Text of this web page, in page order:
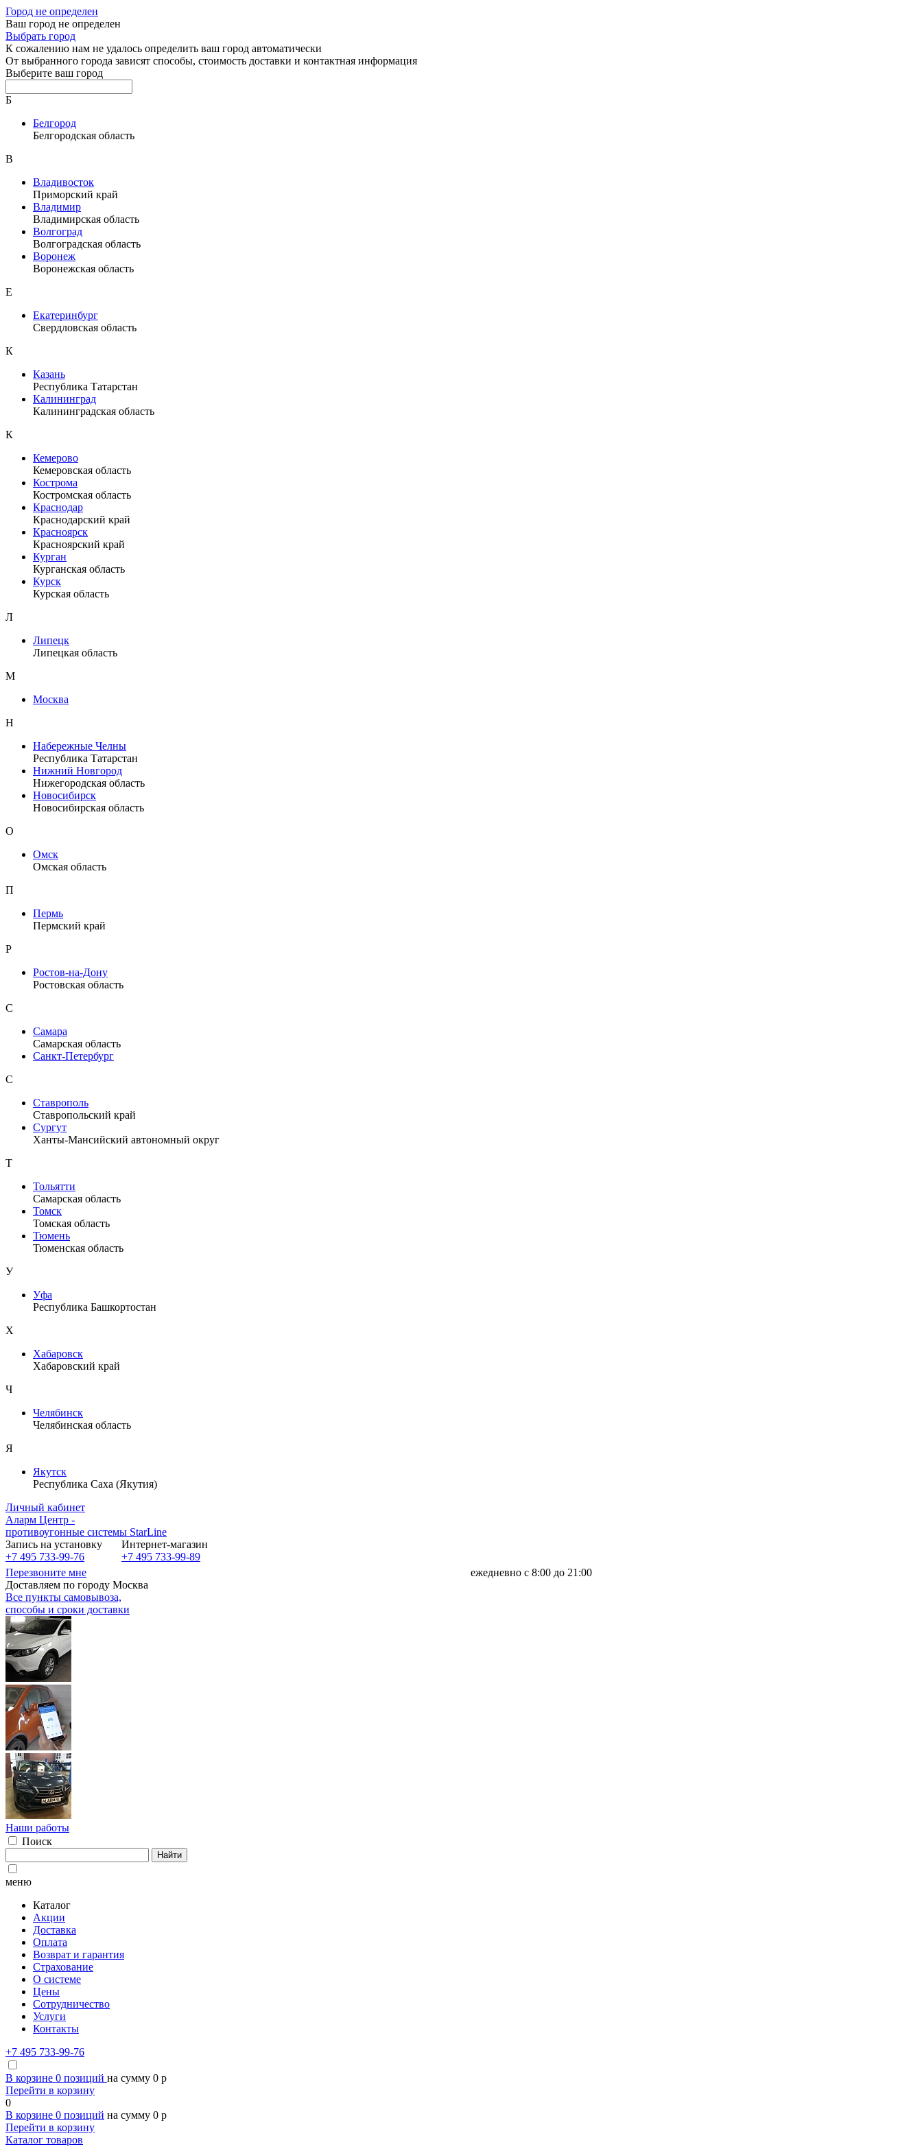
Город не определен
Ваш город не определен
Выбрать город
К сожалению нам не удалось определить ваш город автоматически
От выбранного города зависят способы, стоимость доставки и контактная информация
Выберите ваш город
Б
Белгород
Белгородская область
В
Владивосток
Приморский край
Владимир
Владимирская область
Волгоград
Волгоградская область
Воронеж
Воронежская область
Е
Екатеринбург
Свердловская область
К
Казань
Республика Татарстан
Калининград
Калининградская область
К
Кемерово
Кемеровская область
Кострома
Костромская область
Краснодар
Краснодарский край
Красноярск
Красноярский край
Курган
Курганская область
Курск
Курская область
Л
Липецк
Липецкая область
М
Москва
Н
Набережные Челны
Республика Татарстан
Нижний Новгород
Нижегородская область
Новосибирск
Новосибирская область
О
Омск
Омская область
П
Пермь
Пермский край
Р
Ростов-на-Дону
Ростовская область
С
Самара
Самарская область
Санкт-Петербург
С
Ставрополь
Ставропольский край
Сургут
Ханты-Мансийский автономный округ
Т
Тольятти
Самарская область
Томск
Томская область
Тюмень
Тюменская область
У
Уфа
Республика Башкортостан
Х
Хабаровск
Хабаровский край
Ч
Челябинск
Челябинская область
Я
Якутск
Республика Саха (Якутия)
Личный кабинет
Аларм Центр -
противоугонные системы StarLine
Запись на установку
+7 495 733-99-76
Интернет-магазин
+7 495 733-99-89
Перезвоните мне
ежедневно с 8:00 до 21:00
Доставляем по городу Москва
Все пункты самовывоза,
способы и сроки доставки
Наши работы
Поиск
Найти
меню
Каталог
Акции
Доставка
Оплата
Возврат и гарантия
Страхование
О системе
Цены
Сотрудничество
Услуги
Контакты
+7 495 733-99-76
В корзине 0 позиций на сумму 0 p
Перейти в корзину
0
В корзине 0 позиций на сумму 0 p
Перейти в корзину
Каталог товаров